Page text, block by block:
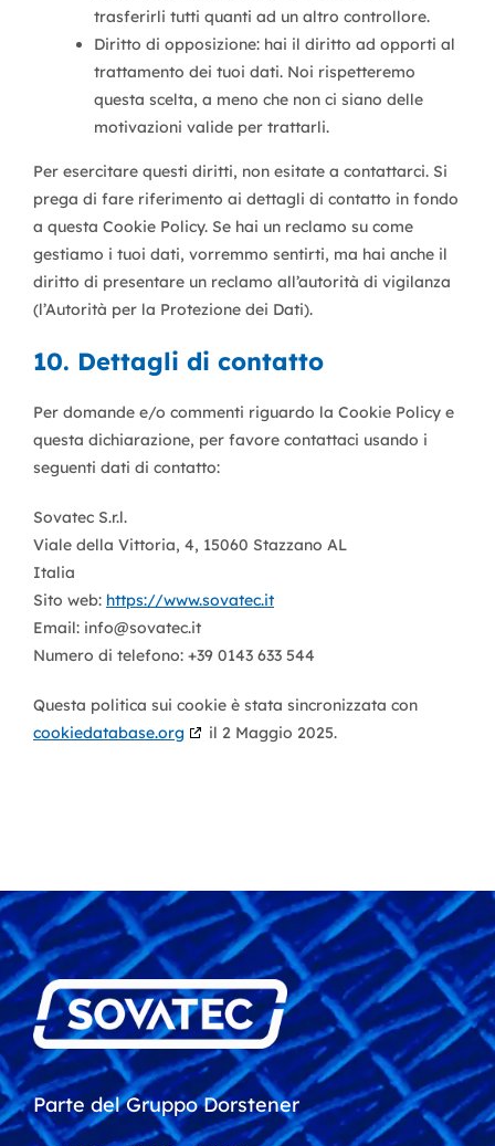
trasferirli tutti quanti ad un altro controllore.
Diritto di opposizione: hai il diritto ad opporti al
trattamento dei tuoi dati. Noi rispetteremo
questa scelta, a meno che non ci siano delle
motivazioni valide per trattarli.
Per esercitare questi diritti, non esitate a contattarci. Si
prega di fare riferimento ai dettagli di contatto in fondo
a questa Cookie Policy. Se hai un reclamo su come
gestiamo i tuoi dati, vorremmo sentirti, ma hai anche il
diritto di presentare un reclamo all’autorità di vigilanza
(l’Autorità per la Protezione dei Dati).
10. Dettagli di contatto
Per domande e/o commenti riguardo la Cookie Policy e
questa dichiarazione, per favore contattaci usando i
seguenti dati di contatto:
Sovatec S.r.l.
Viale della Vittoria, 4, 15060 Stazzano AL
Italia
Sito web: https://www.sovatec.it
Email: info@sovatec.it
Numero di telefono: +39 0143 633 544
Questa politica sui cookie è stata sincronizzata con
cookiedatabase.org
il 2 Maggio 2025.
Parte del Gruppo Dorstener